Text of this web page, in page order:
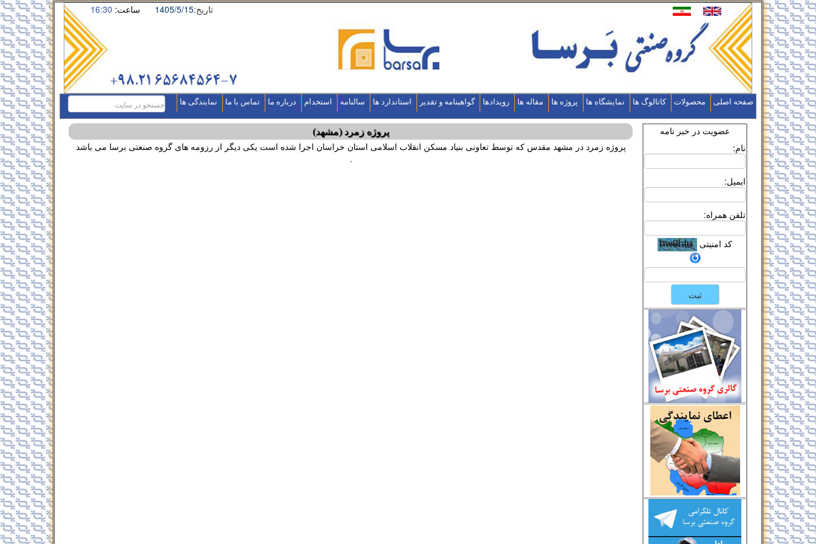
ساعت: 16:30 تاریخ:1405/5/15
صفحه اصلی محصولات کاتالوگ ها نمایشگاه ها پروژه ها مقاله ها رویدادها گواهینامه و تقدیر استاندارد ها سالنامه استخدام درباره ما تماس با ما نمایندگی ها
پروژه زمرد (مشهد)
پروژه زمرد در مشهد مقدس که توسط تعاونی بنیاد مسکن انقلاب اسلامی استان خراسان اجرا شده است یکی دیگر از رزومه های گروه صنعتی برسا می باشد
.
عضویت در خبر نامه
نام:
ایمیل:
تلفن همراه:
کد امنیتی